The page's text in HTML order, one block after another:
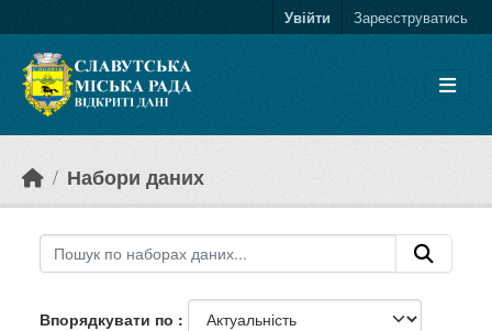
Увійти Зареєструватись
Набори даних
Впорядкувати по